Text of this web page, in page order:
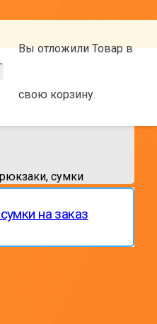
Вы отложилиТоварв
свою корзину.
, рюкзаки,
сумки
на заказ